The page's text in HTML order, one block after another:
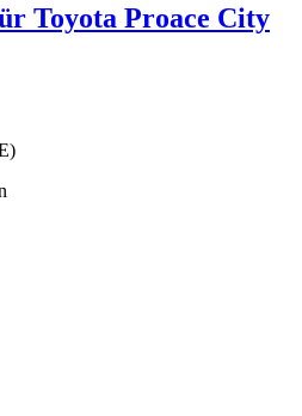
Toyota Proace City